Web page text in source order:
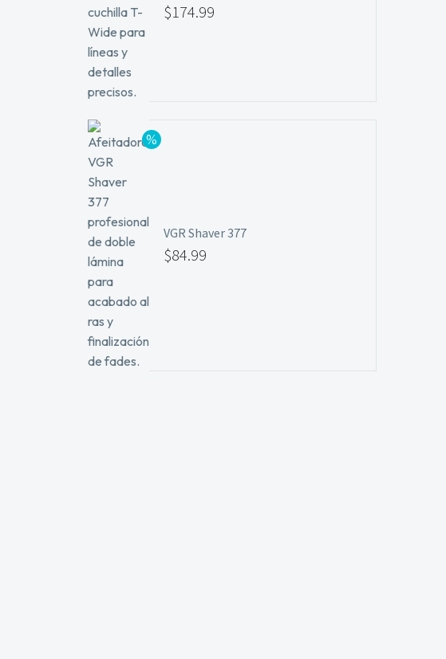
$174.99
VGR Shaver 377
$84.99